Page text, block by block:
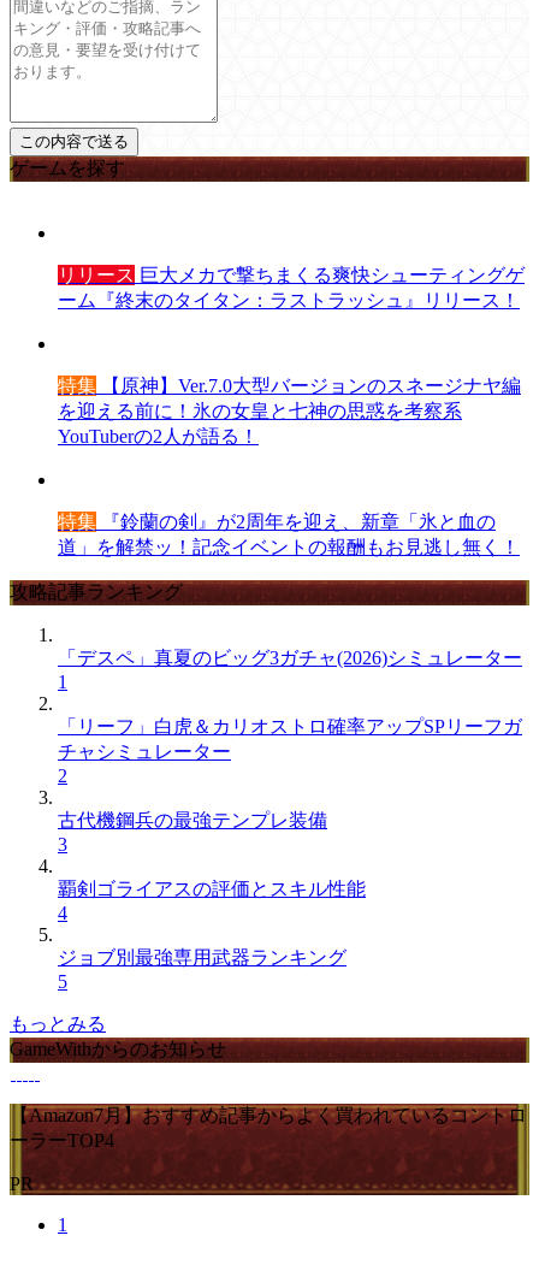
ゲームを探す
リリース 巨大メカで撃ちまくる爽快シューティングゲ
ーム『終末のタイタン：ラストラッシュ』リリース！
特集 【原神】Ver.7.0大型バージョンのスネージナヤ編
を迎える前に！氷の女皇と七神の思惑を考察系
YouTuberの2人が語る！
特集 『鈴蘭の剣』が2周年を迎え、新章「氷と血の
道」を解禁ッ！記念イベントの報酬もお見逃し無く！
攻略記事ランキング
「デスペ」真夏のビッグ3ガチャ(2026)シミュレーター
1
「リーフ」白虎＆カリオストロ確率アップSPリーフガ
チャシミュレーター
2
古代機鋼兵の最強テンプレ装備
3
覇剣ゴライアスの評価とスキル性能
4
ジョブ別最強専用武器ランキング
5
もっとみる
GameWithからのお知らせ
【Amazon7月】おすすめ記事からよく買われているコントロ
ーラーTOP4
PR
1